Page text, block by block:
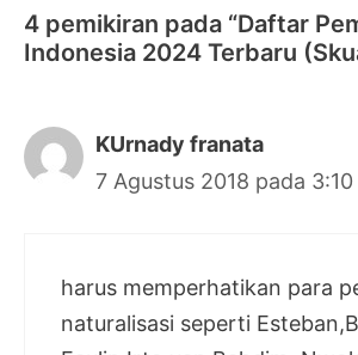
4 pemikiran pada “Daftar
Indonesia 2024 Terbaru
KUrnady franata
7 Agustus 2018 pada 3:10
harus memperhatikan para
naturalisasi seperti